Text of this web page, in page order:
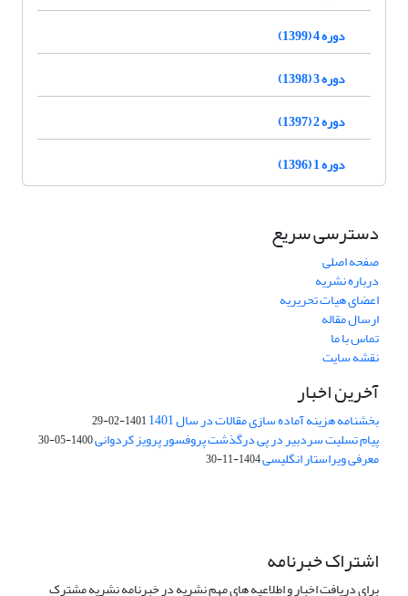
دوره 4 (1399)
دوره 3 (1398)
دوره 2 (1397)
دوره 1 (1396)
دسترسی سریع
صفحه اصلی
درباره نشریه
اعضای هیات تحریریه
ارسال مقاله
تماس با ما
نقشه سایت
آخرین اخبار
بخشنامه هزینه آماده سازی مقالات در سال 1401 1401-02-29
پیام تسلیت سردبیر در پی درگذشت پروفسور پرویز کردوانی1400-05-30
معرفی ویراستار انگلیسی1404-11-30
اشتراک خبرنامه
برای دریافت اخبار و اطلاعیه های مهم نشریه در خبرنامه نشریه مشترک